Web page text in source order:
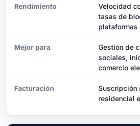
Rendimiento
Velocidad
tasas de
plataformas
Mejor para
Gestión de
sociales,
comercio
Facturación
Suscripción
residencial